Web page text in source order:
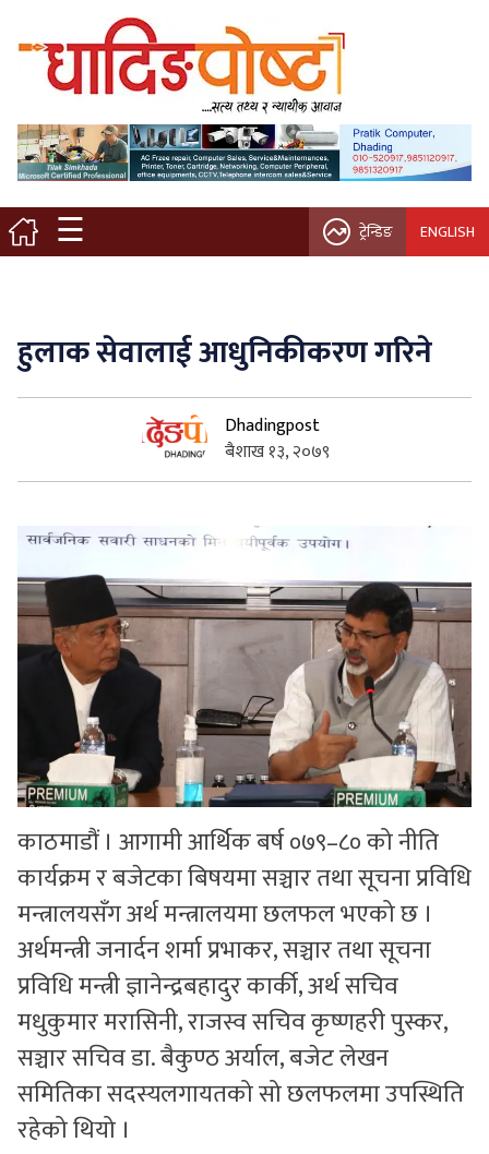
☰
मुख्य पृष्ठ
स्थानीय समाचार
विचार / ब्लग
नगर/गाउँ पालिका
कृषि/सहकारी
प्रवास
सुचनाहरु
स्वास्थ्य
भिडियो
ट्रेन्डिङ ENGLISH
हुलाक सेवालाई आधुनिकीकरण गरिने
Dhadingpost
बैशाख १३, २०७९
काठमाडौं । आगामी आर्थिक बर्ष ०७९–८० को नीति
कार्यक्रम र बजेटका बिषयमा सञ्चार तथा सूचना प्रविधि
मन्त्रालयसँग अर्थ मन्त्रालयमा छलफल भएको छ ।
अर्थमन्त्री जनार्दन शर्मा प्रभाकर, सञ्चार तथा सूचना
प्रविधि मन्त्री ज्ञानेन्द्रबहादुर कार्की, अर्थ सचिव
मधुकुमार मरासिनी, राजस्व सचिव कृष्णहरी पुस्कर,
सञ्चार सचिव डा. बैकुण्ठ अर्याल, बजेट लेखन
समितिका सदस्यलगायतको सो छलफलमा उपस्थिति
रहेको थियो ।